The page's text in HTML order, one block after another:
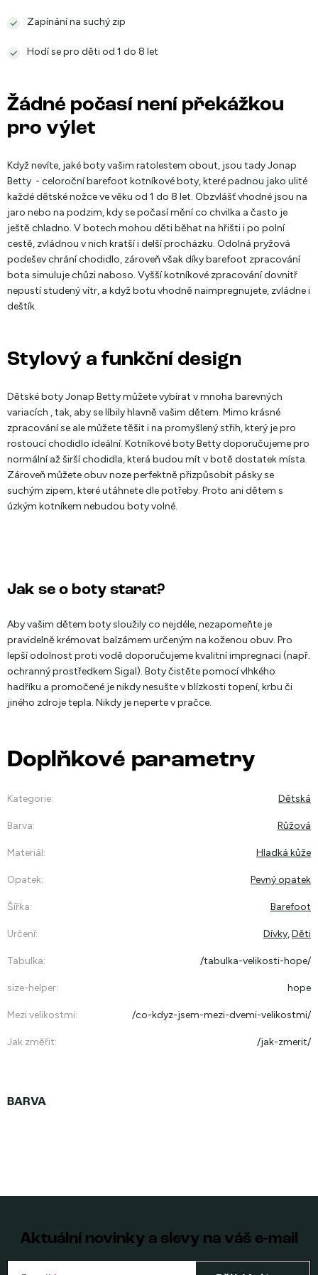
Zapínání na suchý zip
Hodí se pro děti od 1 do 8 let
Žádné počasí není překážkou
pro výlet
Když nevíte, jaké boty vašim ratolestem obout, jsou tady Jonap
Betty - celoroční barefoot kotníkové boty, které padnou jako ulité
každé dětské nožce ve věku od 1 do 8 let. Obzvlášť vhodné jsou na
jaro nebo na podzim, kdy se počasí mění co chvilka a často je
ještě chladno. V botech mohou děti běhat na hřišti i po polní
cestě, zvládnou v nich kratší i delší procházku. Odolná pryžová
podešev chrání chodidlo, zároveň však díky barefoot zpracování
bota simuluje chůzi naboso. Vyšší kotníkové zpracování dovnitř
nepustí studený vítr, a když botu vhodně naimpregnujete, zvládne i
deštík.
Stylový a funkční design
Dětské boty Jonap Betty můžete vybírat v mnoha barevných
variacích , tak, aby se líbily hlavně vašim dětem. Mimo krásné
zpracování se ale můžete těšit i na promyšlený střih, který je pro
rostoucí chodidlo ideální. Kotníkové boty Betty doporučujeme pro
normální až širší chodidla, která budou mít v botě dostatek místa.
Zároveň můžete obuv noze perfektně přizpůsobit pásky se
suchým zipem, které utáhnete dle potřeby. Proto ani dětem s
úzkým kotníkem nebudou boty volné.
Jak se o boty starat?
Aby vašim dětem boty sloužily co nejdéle, nezapomeňte je
pravidelně krémovat balzámem určeným na koženou obuv. Pro
lepší odolnost proti vodě doporučujeme kvalitní impregnaci (např.
ochranný prostředkem Sigal). Boty čistěte pomocí vlhkého
hadříku a promočené je nikdy nesušte v blízkosti topení, krbu či
jiného zdroje tepla. Nikdy je neperte v pračce.
Doplňkové parametry
Kategorie: Dětská
Barva: Růžová
Materiál: Hladká kůže
Opatek: Pevný opatek
Šířka: Barefoot
Určení: Dívky,Děti
Tabulka: /tabulka-velikosti-hope/
size-helper: hope
Mezi velikostmi: /co-kdyz-jsem-mezi-dvemi-velikostmi/
Jak změřit: /jak-zmerit/
Aktuální novinky a slevy na váš e-mail